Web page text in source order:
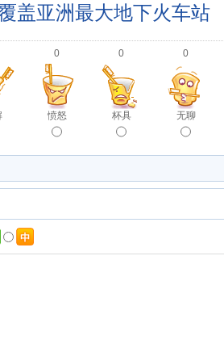
盖亚洲最大地下火车站
0
愤怒
0
杯具
0
无聊